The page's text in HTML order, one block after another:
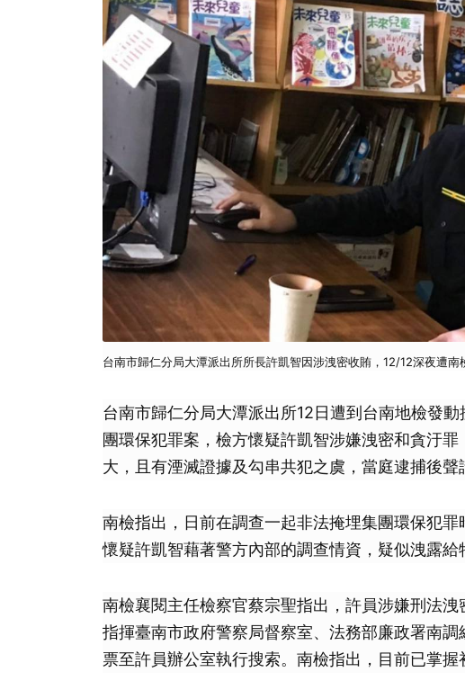
台南市歸仁分局大潭派出所所長許凱智因涉洩密收賄，12/12深夜遭
台南市歸仁分局大潭派出所12日遭到台南地檢發
團環保犯罪案，檢方懷疑許凱智涉嫌洩密和貪汙
大，且有湮滅證據及勾串共犯之虞，當庭逮捕後聲
南檢指出，日前在調查一起非法掩埋集團環保犯
懷疑許凱智藉著警方內部的調查情資，疑似洩露給
南檢襄閱主任檢察官蔡宗聖指出，許員涉嫌刑法
指揮臺南市政府警察局督察室、法務部廉政署南
票至許員辦公室執行搜索。南檢指出，目前已掌握